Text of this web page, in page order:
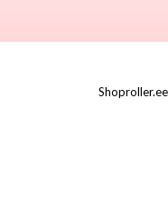
Shoproller.ee